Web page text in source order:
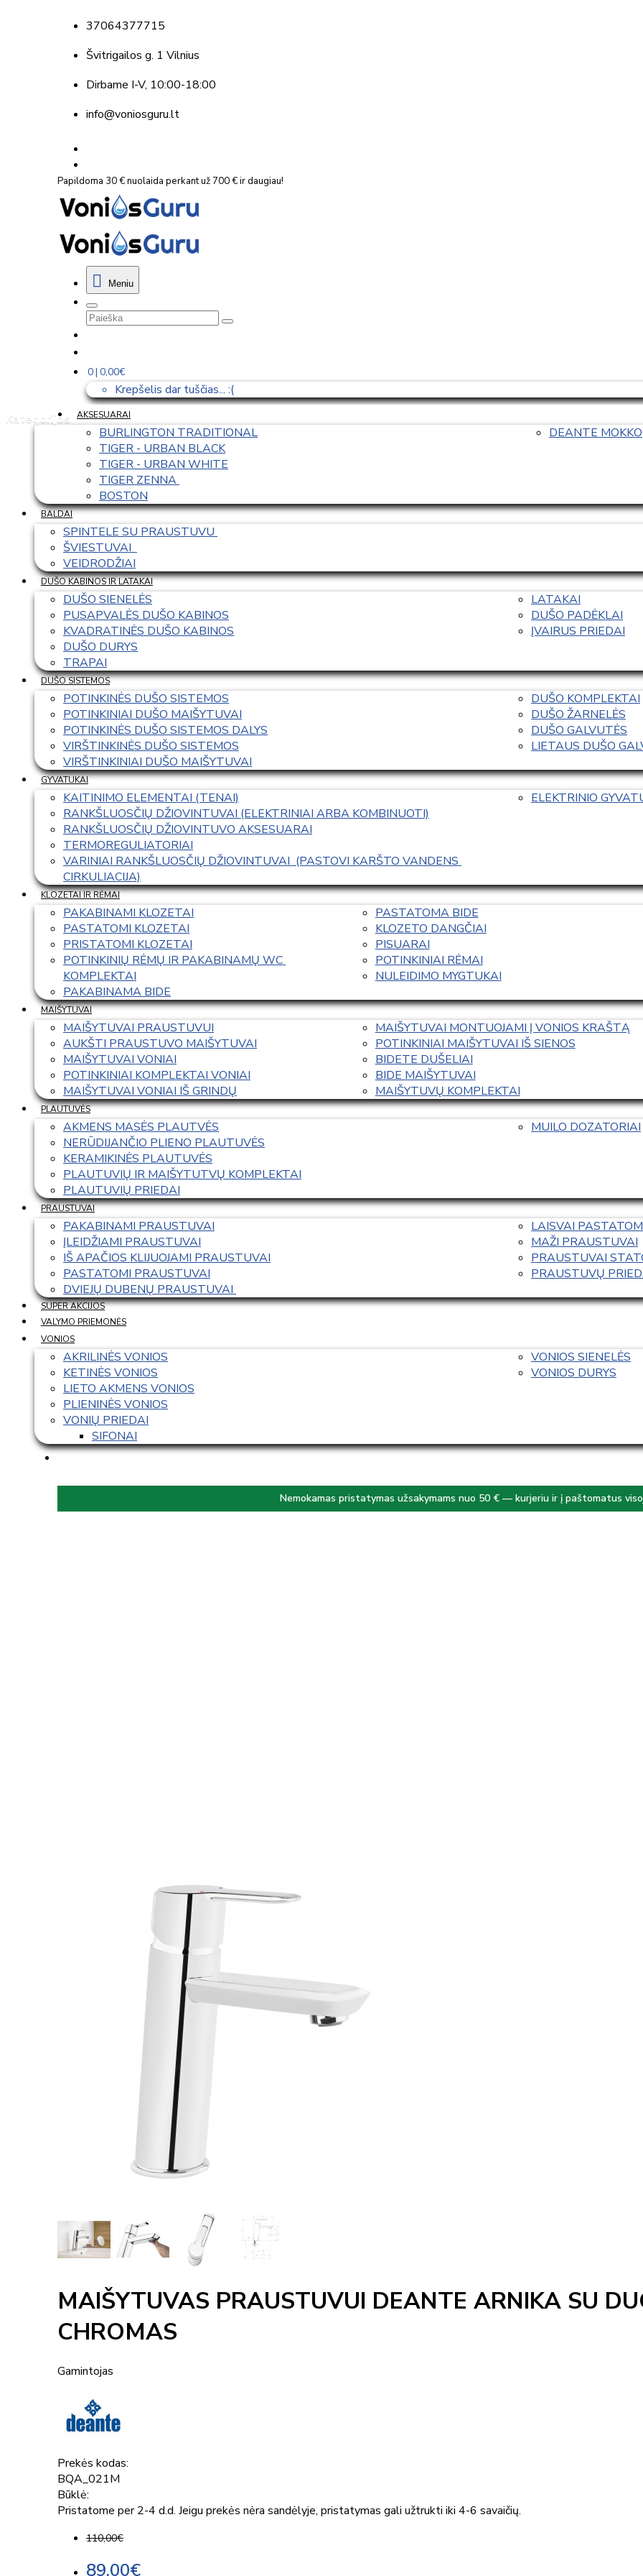
37064377715
Švitrigailos g. 1 Vilnius
Dirbame I-V, 10:00-18:00
info@voniosguru.lt
Papildoma 30 € nuolaida perkant už 700 € ir daugiau!
Meniu
0 | 0,00€
Krepšelis dar tuščias... :(
Kategorijos
AKSESUARAI
BURLINGTON TRADITIONAL
TIGER - URBAN BLACK
TIGER - URBAN WHITE
TIGER ZENNA
BOSTON
DEANTE MOKKO
BALDAI
SPINTELE SU PRAUSTUVU
ŠVIESTUVAI
VEIDRODŽIAI
DUŠO KABINOS IR LATAKAI
DUŠO SIENELĖS
PUSAPVALĖS DUŠO KABINOS
KVADRATINĖS DUŠO KABINOS
DUŠO DURYS
TRAPAI
LATAKAI
DUŠO PADĖKLAI
ĮVAIRUS PRIEDAI
DUŠO SISTEMOS
POTINKINĖS DUŠO SISTEMOS
POTINKINIAI DUŠO MAIŠYTUVAI
POTINKINĖS DUŠO SISTEMOS DALYS
VIRŠTINKINĖS DUŠO SISTEMOS
VIRŠTINKINIAI DUŠO MAIŠYTUVAI
DUŠO KOMPLEKTAI
DUŠO ŽARNELĖS
DUŠO GALVUTĖS
LIETAUS DUŠO
GYVATUKAI
KAITINIMO ELEMENTAI (TENAI)
RANKŠLUOSČIŲ DŽIOVINTUVAI (ELEKTRINIAI ARBA KOMBINUOTI)
RANKŠLUOSČIŲ DŽIOVINTUVO AKSESUARAI
TERMOREGULIATORIAI
VARINIAI RANKŠLUOSČIŲ DŽIOVINTUVAI  (PASTOVI KARŠTO VANDENS
CIRKULIACIJA)
ELEKTRINIO
KLOZETAI IR RĖMAI
PAKABINAMI KLOZETAI
PASTATOMI KLOZETAI
PRISTATOMI KLOZETAI
POTINKINIŲ RĖMŲ IR PAKABINAMŲ WC
KOMPLEKTAI
PAKABINAMA BIDE
PASTATOMA BIDE
KLOZETO DANGČIAI
PISUARAI
POTINKINIAI RĖMAI
NULEIDIMO MYGTUKAI
MAIŠYTUVAI
MAIŠYTUVAI PRAUSTUVUI
AUKŠTI PRAUSTUVO MAIŠYTUVAI
MAIŠYTUVAI VONIAI
POTINKINIAI KOMPLEKTAI VONIAI
MAIŠYTUVAI VONIAI IŠ GRINDŲ
MAIŠYTUVAI MONTUOJAMI Į VONIOS KRAŠTĄ
POTINKINIAI MAIŠYTUVAI IŠ SIENOS
BIDETE DUŠELIAI
BIDE MAIŠYTUVAI
MAIŠYTUVŲ KOMPLEKTAI
PLAUTUVĖS
AKMENS MASĖS PLAUTVĖS
NERŪDIJANČIO PLIENO PLAUTUVĖS
KERAMIKINĖS PLAUTUVĖS
PLAUTUVIŲ IR MAIŠYTUTVŲ KOMPLEKTAI
PLAUTUVIŲ PRIEDAI
MUILO DOZATORIAI
PRAUSTUVAI
PAKABINAMI PRAUSTUVAI
ĮLEIDŽIAMI PRAUSTUVAI
IŠ APAČIOS KLIJUOJAMI PRAUSTUVAI
PASTATOMI PRAUSTUVAI
DVIEJŲ DUBENŲ PRAUSTUVAI
LAISVAI
MAŽI PRAUSTUVAI
PRAUSTUVAI
PRAUSTUVŲ
SUPER AKCIJOS
VALYMO PRIEMONĖS
VONIOS
AKRILINĖS VONIOS
KETINĖS VONIOS
LIETO AKMENS VONIOS
PLIENINĖS VONIOS
VONIŲ PRIEDAI
SIFONAI
VONIOS SIENELĖS
VONIOS DURYS
Nemokamas pristatymas užsakymams nuo 50 € — kurjeriu ir į paštomatus
MAIŠYTUVAS PRAUSTUVUI DEANTE ARNIKA SU
CHROMAS
Gamintojas
Prekės kodas:
BQA_021M
Būklė:
Pristatome per 2-4 d.d. Jeigu prekės nėra sandėlyje, pristatymas gali užtrukti iki 4-6 savaičių.
110,00€
89,00€